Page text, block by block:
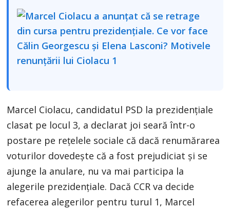
Marcel Ciolacu, candidatul PSD la prezidențiale
clasat pe locul 3, a declarat joi seară într-o
postare pe rețelele sociale că dacă renumărarea
voturilor dovedește că a fost prejudiciat și se
ajunge la anulare, nu va mai participa la
alegerile prezidențiale. Dacă CCR va decide
refacerea alegerilor pentru turul 1, Marcel